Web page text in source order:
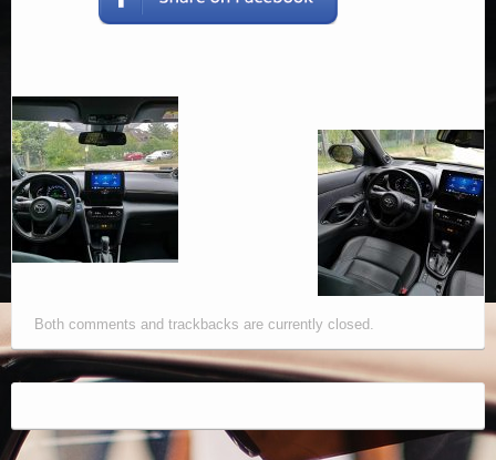
Both comments and trackbacks are currently closed.